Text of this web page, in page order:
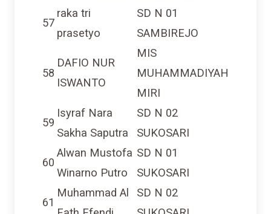
57
raka tri
prasetyo
SD N 01
SAMBIREJO
58
DAFIO NUR
ISWANTO
MIS
MUHAMMADIYAH
MIRI
59
Isyraf Nara
Sakha Saputra
SD N 02
SUKOSARI
60
Alwan Mustofa
Winarno Putro
SD N 01
SUKOSARI
61
Muhammad Al
Fath Efendi
SD N 02
SUKOSARI